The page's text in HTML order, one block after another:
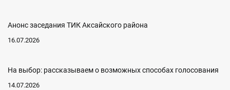
Анонс заседания ТИК Аксайского района
16.07.2026
На выбор: рассказываем о возможных способах голосования
14.07.2026